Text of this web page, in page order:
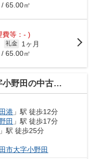
65.00㎡
費等：- )
礼金
1ヶ月
65.00㎡
田の中古一戸建
港 」駅 徒歩12分
田 」駅 徒歩17分
」駅 徒歩25分
市大字小野田